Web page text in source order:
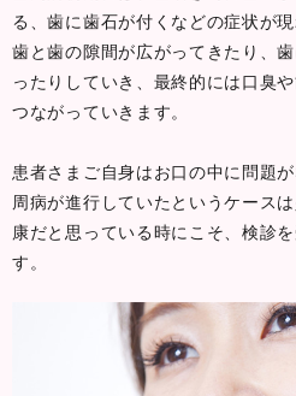
る、歯に歯石が付くなどの症状が
歯と歯の隙間が広がってきたり、
ったりしていき、最終的には口臭
つながっていきます。
患者さまご自身はお口の中に問題
周病が進行していたというケース
康だと思っている時にこそ、検診
す。